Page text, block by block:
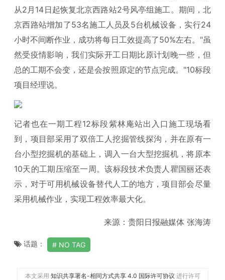
从2月14日起恢复北京西路站2号风亭组施工。期间，北
京西路站增加了53名施工人员及5台机械设备，实行24
小时不间断作业，成功将每日工效提高了50%左右。"虽
然受疫情影响，我们实际开工日期比原计划晚一些，但
总的工期不会变，还是会按照原定的节点完成。"10标段
项目经理说。
记者也在一期工程12标段紫林庵站出入口施工现场看
到，项目部采用了双倍工人挖掘管线探沟，并在原有一
台小型挖掘机的基础上，调入一台大型挖掘机，将原本
10天的工期压缩至一周。该标段技术负责人瞿国丽还表
示，对于可用机械设备替代人工的地方，项目部会尽量
采用机械作业，实现工程效率最大化。
来源：贵阳日报融媒体 张海涛
话题： NO TAG
本文采用 知识共享署名-相同方式共享 4.0 国际许可协议 进行许可